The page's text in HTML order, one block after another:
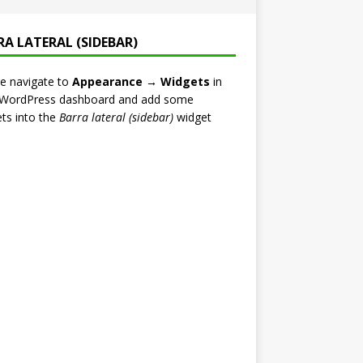
LATERAL (SIDEBAR)
navigate to Appearance → Widgets in
dashboard and add some
into the Barra lateral (sidebar)widget